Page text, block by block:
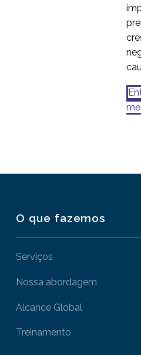
O que fazemos
Serviços
Nossa abordagem
Alcance Global
Treinamento